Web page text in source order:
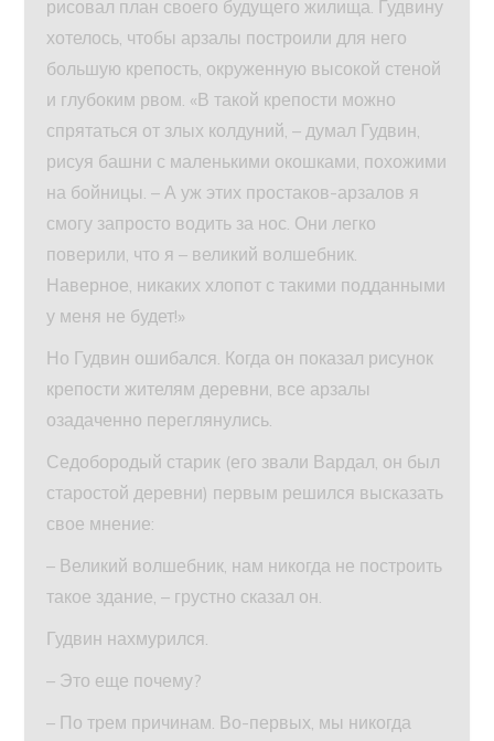
рисовал план своего будущего жилища. Гудвину
хотелось, чтобы арзалы построили для него
большую крепость, окруженную высокой стеной
и глубоким рвом. «В такой крепости можно
спрятаться от злых колдуний, – думал Гудвин,
рисуя башни с маленькими окошками, похожими
на бойницы. – А уж этих простаков-арзалов я
смогу запросто водить за нос. Они легко
поверили, что я – великий волшебник.
Наверное, никаких хлопот с такими подданными
у меня не будет!»
Но Гудвин ошибался. Когда он показал рисунок
крепости жителям деревни, все арзалы
озадаченно переглянулись.
Седобородый старик (его звали Вардал, он был
старостой деревни) первым решился высказать
свое мнение:
– Великий волшебник, нам никогда не построить
такое здание, – грустно сказал он.
Гудвин нахмурился.
– Это еще почему?
– По трем причинам. Во-первых, мы никогда